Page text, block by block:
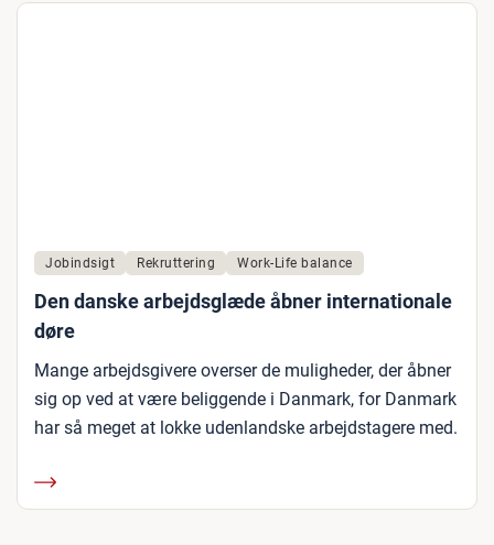
Jobindsigt Rekruttering Work-Life balance
Den danske arbejdsglæde åbner internationale
døre
Mange arbejdsgivere overser de muligheder, der åbner
sig op ved at være beliggende i Danmark, for Danmark
har så meget at lokke udenlandske arbejdstagere med.